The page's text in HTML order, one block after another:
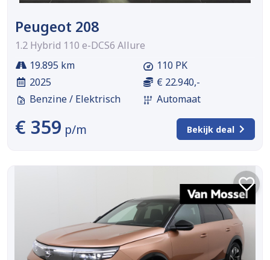
Peugeot 208
1.2 Hybrid 110 e-DCS6 Allure
19.895 km
2025
Benzine / Elektrisch
110 PK
€ 22.940,-
Automaat
€ 359 p/m Bekijk deal